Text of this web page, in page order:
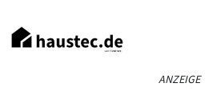
zum
Inhalt
ANZEIGE